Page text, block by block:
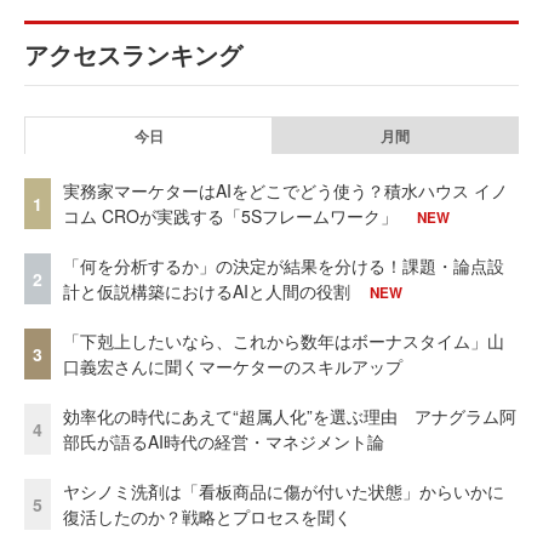
アクセスランキング
今日 月間
1
実務家マーケターはAIをどこでどう使う？積水ハウス イノ
コム CROが実践する「5Sフレームワーク」
NEW
2
「何を分析するか」の決定が結果を分ける！課題・論点設
計と仮説構築におけるAIと人間の役割
NEW
3
「下剋上したいなら、これから数年はボーナスタイム」山
口義宏さんに聞くマーケターのスキルアップ
4
効率化の時代にあえて“超属人化”を選ぶ理由 アナグラム阿
部氏が語るAI時代の経営・マネジメント論
5
ヤシノミ洗剤は「看板商品に傷が付いた状態」からいかに
復活したのか？戦略とプロセスを聞く